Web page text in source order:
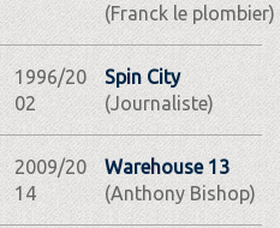
(Franck le plombier)
1996/20
02
Spin City
(Journaliste)
2009/20
14
Warehouse 13
(Anthony Bishop)